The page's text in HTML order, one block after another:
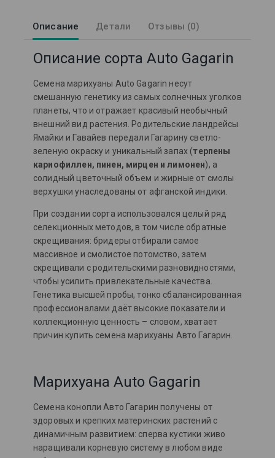
Описание Детали Отзывы (0)
Описание сорта Auto Gagarin
Семена марихуаны Auto Gagarin несут
смешанную генетику из самых солнечных уголков
планеты, что и отражает красивый необычный
внешний вид растения. Родительские ландрейсы
Ямайки и Гавайев передали Гагарину светло-
зеленую окраску и уникальный запах (терпены
кариофиллен, пинен, мирцен и лимонен), а
солидный цветочный объем и жирные от смолы
верхушки унаследованы от афганской индики.
При создании сорта использовался целый ряд
селекционных методов, в том числе обратные
скрещивания: бридеры отбирали самое
массивное и смолистое потомство, затем
скрещивали с родительскими разновидностями,
чтобы усилить привлекательные качества.
Генетика высшей пробы, тонко сбалансированная
профессионалами даёт высокие показатели и
коллекционную ценность – словом, хватает
причин купить семена марихуаны Авто Гагарин.
Марихуана Auto Gagarin
Семена конопли Авто Гагарин получены от
здоровых и крепких материнских растений с
динамичным развитием: сперва кустики живо
наращивали корневую систему в любом виде